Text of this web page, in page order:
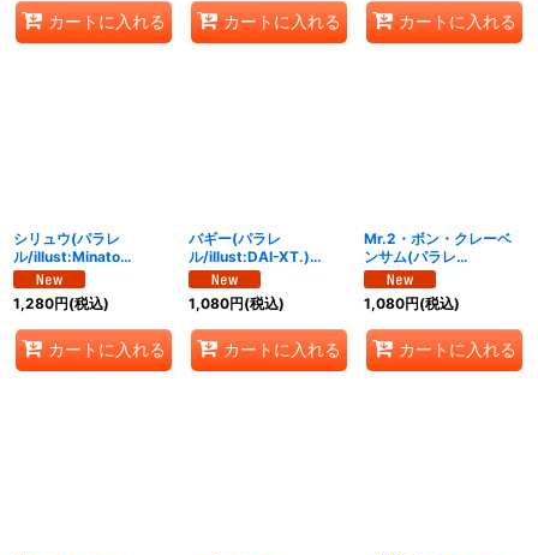
カートに入れる カートに入れる カートに入れる
シリュウ(パラレ
ル/illust:Minato
Sashima)【SR/P】
{OP16-108}
1,280円(税込)
カートに入れる
バギー(パラレ
ル/illust:DAI-XT.)
【SR/P】{OP16-048}
1,080円(税込)
カートに入れる
Mr.2・ボン・クレーベ
ンサム(パラレ
ル/illust:Morechand)
【R/P】{OP16-055}
1,080円(税込)
カートに入れる